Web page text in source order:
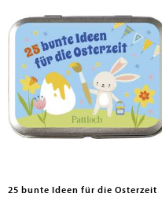
25 bunte Ideen für die Osterzeit